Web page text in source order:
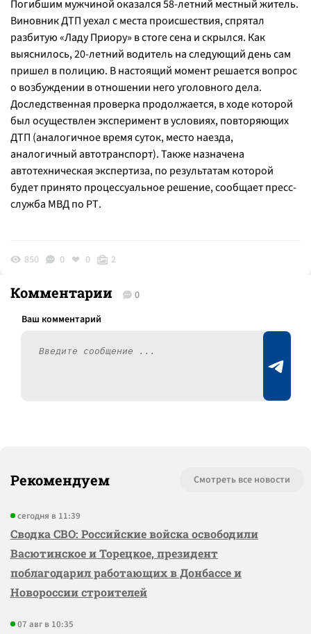
Погибшим мужчиной оказался 58-летний местный житель.
Виновник ДТП уехал с места происшествия, спрятал
разбитую «Ладу Приору» в стоге сена и скрылся. Как
выяснилось, 20-летний водитель на следующий день сам
пришел в полицию. В настоящий момент решается вопрос
о возбуждении в отношении него уголовного дела.
Доследственная проверка продолжается, в ходе которой
был осуществлен эксперимент в условиях, повторяющих
ДТП (аналогичное время суток, место наезда,
аналогичный автотранспорт). Также назначена
автотехническая экспертиза, по результатам которой
будет принято процессуальное решение, сообщает пресс-
служба МВД по РТ.
850 0 0 2
Комментарии 0
Рекомендуем Смотреть все новости
сегодня в 11:39
Сводка СВО: Российские войска освободили
Васютинское и Торецкое, президент
поблагодарил работающих в Донбассе и
Новороссии строителей
07 авг в 10:35